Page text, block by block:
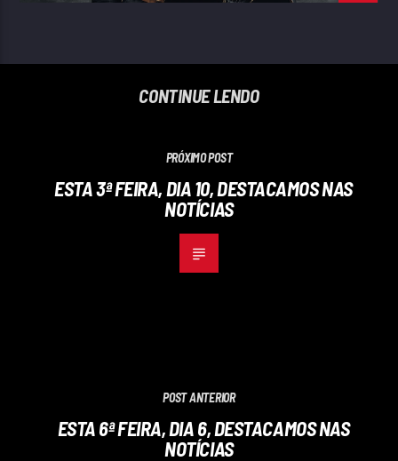
CONTINUE LENDO
PRÓXIMO POST
ESTA 3ª FEIRA, DIA 10, DESTACAMOS NAS
NOTÍCIAS
POST ANTERIOR
ESTA 6ª FEIRA, DIA 6, DESTACAMOS NAS
NOTÍCIAS